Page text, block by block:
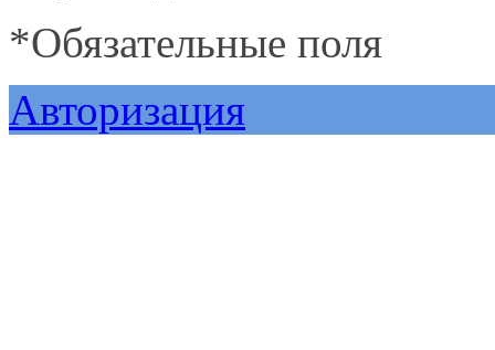
*Обязательные поля
Авторизация